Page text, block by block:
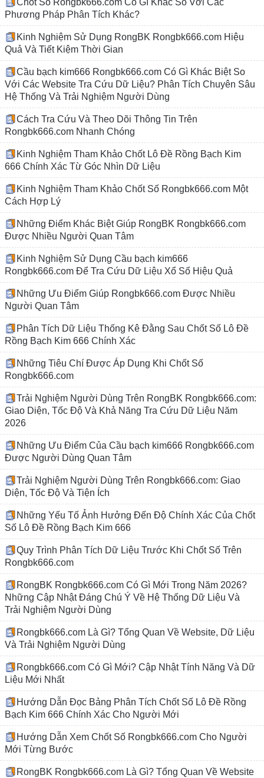
Chốt Số Rongbk666.com Có Gì Khác So Với Các
Phương Pháp Phân Tích Khác?
Kinh Nghiệm Sử Dụng RongBK Rongbk666.com Hiệu
Quả Và Tiết Kiệm Thời Gian
Cầu bạch kim666 Rongbk666.com Có Gì Khác Biệt So
Với Các Website Tra Cứu Dữ Liệu? Phân Tích Chuyên Sâu
Hệ Thống Và Trải Nghiệm Người Dùng
Cách Tra Cứu Và Theo Dõi Thông Tin Trên
Rongbk666.com Nhanh Chóng
Kinh Nghiệm Tham Khảo Chốt Lô Đề Rồng Bạch Kim
666 Chính Xác Từ Góc Nhìn Dữ Liệu
Kinh Nghiệm Tham Khảo Chốt Số Rongbk666.com Một
Cách Hợp Lý
Những Điểm Khác Biệt Giúp RongBK Rongbk666.com
Được Nhiều Người Quan Tâm
Kinh Nghiệm Sử Dụng Cầu bạch kim666
Rongbk666.com Để Tra Cứu Dữ Liệu Xổ Số Hiệu Quả
Những Ưu Điểm Giúp Rongbk666.com Được Nhiều
Người Quan Tâm
Phân Tích Dữ Liệu Thống Kê Đằng Sau Chốt Số Lô Đề
Rồng Bạch Kim 666 Chính Xác
Những Tiêu Chí Được Áp Dụng Khi Chốt Số
Rongbk666.com
Trải Nghiệm Người Dùng Trên RongBK Rongbk666.com:
Giao Diện, Tốc Độ Và Khả Năng Tra Cứu Dữ Liệu Năm
2026
Những Ưu Điểm Của Cầu bạch kim666 Rongbk666.com
Được Người Dùng Quan Tâm
Trải Nghiệm Người Dùng Trên Rongbk666.com: Giao
Diện, Tốc Độ Và Tiện Ích
Những Yếu Tố Ảnh Hưởng Đến Độ Chính Xác Của Chốt
Số Lô Đề Rồng Bạch Kim 666
Quy Trình Phân Tích Dữ Liệu Trước Khi Chốt Số Trên
Rongbk666.com
RongBK Rongbk666.com Có Gì Mới Trong Năm 2026?
Những Cập Nhật Đáng Chú Ý Về Hệ Thống Dữ Liệu Và
Trải Nghiệm Người Dùng
Rongbk666.com Là Gì? Tổng Quan Về Website, Dữ Liệu
Và Trải Nghiệm Người Dùng
Rongbk666.com Có Gì Mới? Cập Nhật Tính Năng Và Dữ
Liệu Mới Nhất
Hướng Dẫn Đọc Bảng Phân Tích Chốt Số Lô Đề Rồng
Bạch Kim 666 Chính Xác Cho Người Mới
Hướng Dẫn Xem Chốt Số Rongbk666.com Cho Người
Mới Từng Bước
RongBK Rongbk666.com Là Gì? Tổng Quan Về Website